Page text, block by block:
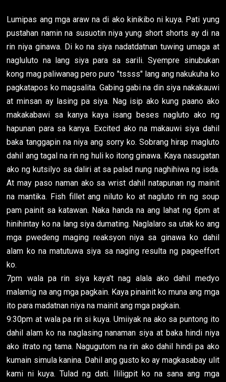
Lumipas ang mga araw na di ako kinikibo ni kuya. Pati yung
pustahan namin na susuotin niya yung short shorts ay di na
rin niya ginawa. Di ko na siya nadatdatnan tuwing umaga at
nagluluto na lang siya para sa sarili. Syempre sinubukan
kong mag paliwanag pero puro "tssss" lang ang nakukuha ko
pagkatapos ko magsalita. Gabing gabi na din siya nakakauwi
at minsan ay lasing pa siya. Nag isip ako kung paano ako
makakabawi sa kanya kaya isang beses nagluto ako ng
hapunan para sa kanya. Excited ako na makauwi siya dahil
baka tanggapin na niya ang sorry ko. Sobrang hirap magluto
dahil ang tagal na rin ng huli ko itong ginawa. Kaya nasugatan
ako ng kutsilyo sa daliri at sa palad nung naghihiwa ng isda.
At may paso naman ako sa wrist dahil natapunan ng mainit
na mantika. Fish fillet ang niluto ko at nagluto rin ng soup
pam painit sa katawan. Naka handa na ang lahat ng 6pm at
hinihintay ko na lang siya dumating. Naglalaro sa utak ko ang
mga pwedeng maging reaksyon niya sa ginawa ko dahil
alam ko na matutuwa siya sa naging resulta ng pageeffort
ko.
7pm wala pa rin siya kaya't nag alala ako dahil medyo
malamig na ang mga pagkain. Kaya pinainit ko muna ang mga
ito para madatnan niya na mainit ang mga pagkain.
9:30pm at wala pa rin si kuya. Umiiyak na ako sa puntong ito
dahil alam ko na naglasing nanaman siya at baka hindi niya
ako itrato ng tama. Nagugutom na rin ako dahil hindi pa ako
kumain simula kanina. Dahil ang gusto ko ay magkasabay ulit
kami ni kuya. Tulad ng dati. Ililigpit ko na sana ang mga